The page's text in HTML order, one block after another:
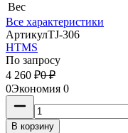
Вес
Все характеристики
АртикулTJ-306
HTMS
По запросу
4 260 ₽0 ₽
0Экономия 0
В корзину